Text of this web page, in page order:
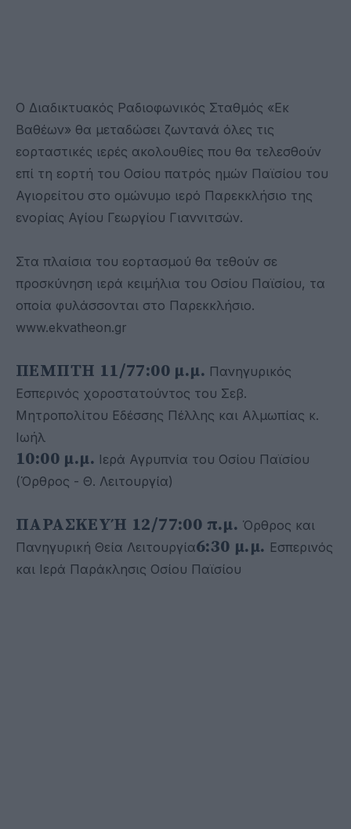
Ο Διαδικτυακός Ραδιοφωνικός Σταθμός «Εκ
Βαθέων» θα μεταδώσει ζωντανά όλες τις
εορταστικές ιερές ακολουθίες που θα τελεσθούν
επί τη εορτή του Οσίου πατρός ημών Παϊσίου του
Αγιορείτου στο ομώνυμο ιερό Παρεκκλήσιο της
ενορίας Αγίου Γεωργίου Γιαννιτσών.
Στα πλαίσια του εορτασμού θα τεθούν σε
προσκύνηση ιερά κειμήλια του Οσίου Παϊσίου, τα
οποία φυλάσσονται στο Παρεκκλήσιο.
www.ekvatheon.gr
ΠΕΜΠΤΗ 11/77:00 μ.μ. Πανηγυρικός
Εσπερινός χοροστατούντος του Σεβ.
Μητροπολίτου Εδέσσης Πέλλης και Αλμωπίας κ.
Ιωήλ
10:00 μ.μ. Ιερά Αγρυπνία του Οσίου Παϊσίου
(Όρθρος - Θ. Λειτουργία)
ΠΑΡΑΣΚΕΥΉ 12/77:00 π.μ. Όρθρος και
Πανηγυρική Θεία Λειτουργία6:30 μ.μ. Εσπερινός
και Ιερά Παράκλησις Οσίου Παϊσίου